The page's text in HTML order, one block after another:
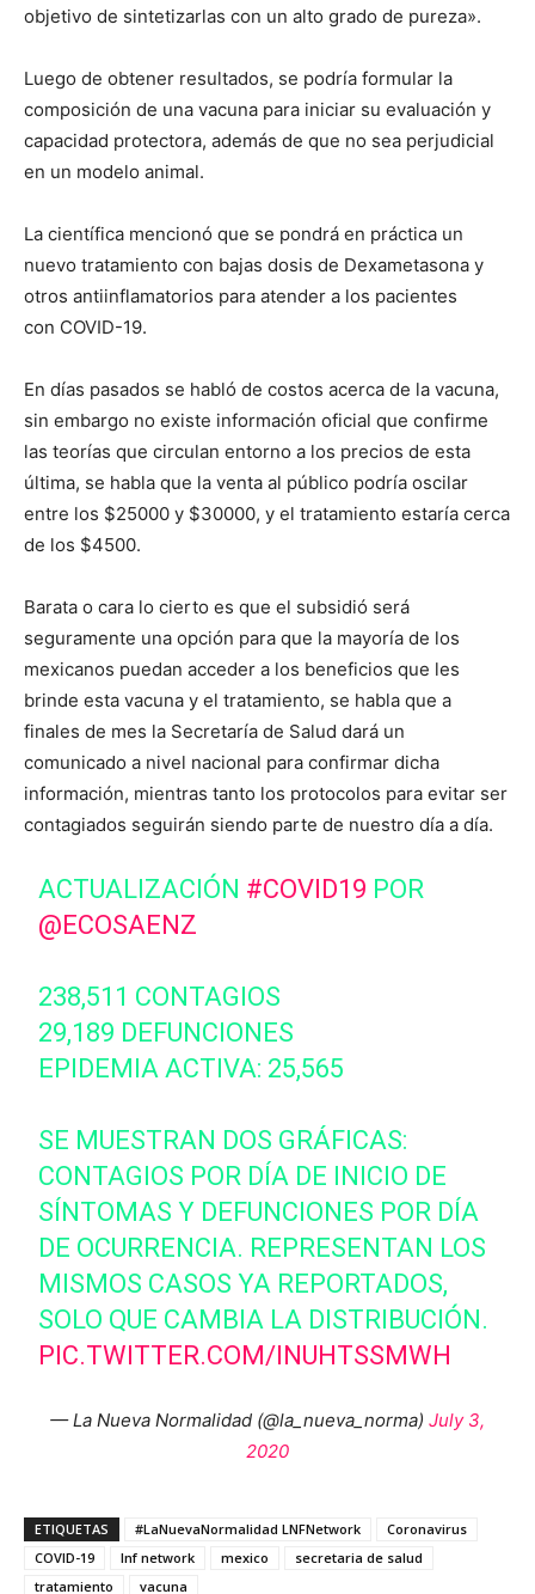
objetivo de sintetizarlas con un alto grado de pureza».
Luego de obtener resultados, se podría formular la
composición de una vacuna para iniciar su evaluación y
capacidad protectora, además de que no sea perjudicial
en un modelo animal.
La científica mencionó que se pondrá en práctica un
nuevo tratamiento con bajas dosis de Dexametasona y
otros antiinflamatorios para atender a los pacientes
con COVID-19.
En días pasados se habló de costos acerca de la vacuna,
sin embargo no existe información oficial que confirme
las teorías que circulan entorno a los precios de esta
última, se habla que la venta al público podría oscilar
entre los $25000 y $30000, y el tratamiento estaría cerca
de los $4500.
Barata o cara lo cierto es que el subsidió será
seguramente una opción para que la mayoría de los
mexicanos puedan acceder a los beneficios que les
brinde esta vacuna y el tratamiento, se habla que a
finales de mes la Secretaría de Salud dará un
comunicado a nivel nacional para confirmar dicha
información, mientras tanto los protocolos para evitar ser
contagiados seguirán siendo parte de nuestro día a día.
ACTUALIZACIÓN #COVID19 POR
@ECOSAENZ
238,511 CONTAGIOS
29,189 DEFUNCIONES
EPIDEMIA ACTIVA: 25,565
SE MUESTRAN DOS GRÁFICAS:
CONTAGIOS POR DÍA DE INICIO DE
SÍNTOMAS Y DEFUNCIONES POR DÍA
DE OCURRENCIA. REPRESENTAN LOS
MISMOS CASOS YA REPORTADOS,
SOLO QUE CAMBIA LA DISTRIBUCIÓN.
PIC.TWITTER.COM/INUHTSSMWH
— La Nueva Normalidad (@la_nueva_norma) July 3,
2020
ETIQUETAS #LaNuevaNormalidad LNFNetwork
Coronavirus
COVID-19
lnf network mexico
secretaria de salud
tratamiento
vacuna